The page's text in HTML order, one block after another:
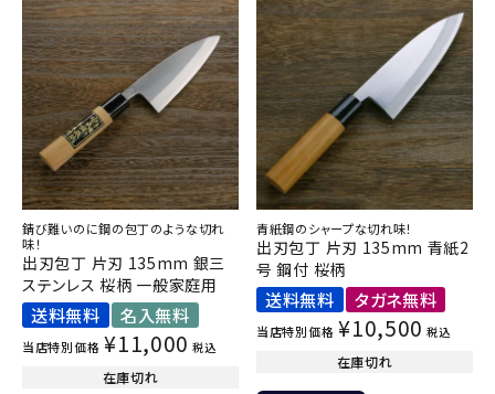
錆び難いのに鋼の包丁のような切れ
味！
出刃包丁 片刃 135mm 銀三
ステンレス 桜柄 一般家庭用
送料無料 名入無料
当店特別価格 ¥11,000 税込
在庫切れ
青紙鋼のシャープな切れ味！
出刃包丁 片刃 135mm 青紙2
号 鋼付 桜柄
送料無料 タガネ無料
当店特別価格 ¥10,500 税込
在庫切れ